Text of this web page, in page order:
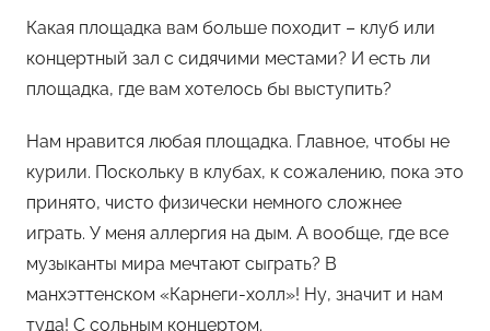
Какая площадка вам больше походит – клуб или
концертный зал с сидячими местами? И есть ли
площадка, где вам хотелось бы выступить?
Нам нравится любая площадка. Главное, чтобы не
курили. Поскольку в клубах, к сожалению, пока это
принято, чисто физически немного сложнее
играть. У меня аллергия на дым. А вообще, где все
музыканты мира мечтают сыграть? В
манхэттенском «Карнеги-холл»! Ну, значит и нам
туда! С сольным концертом.